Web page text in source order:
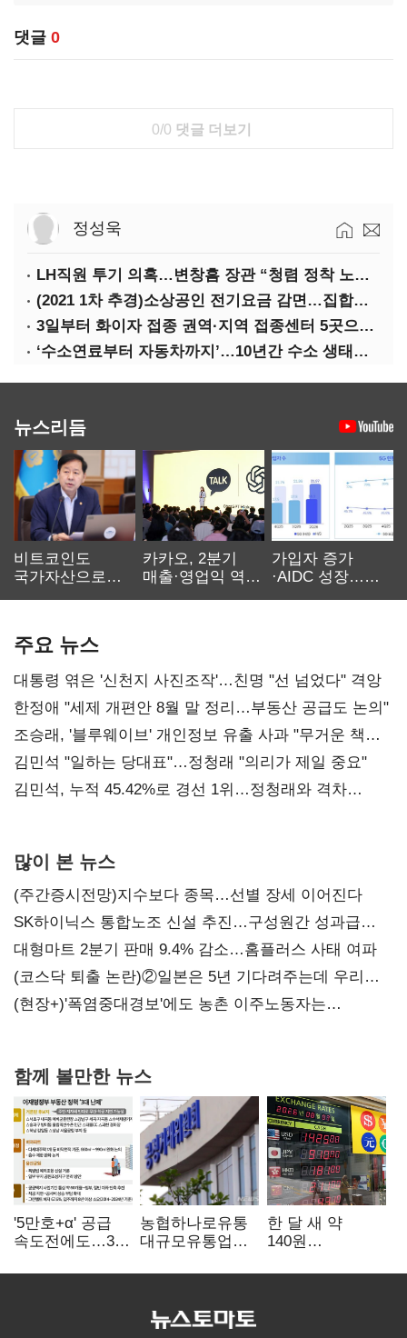
댓글 0
0/0 댓글 더보기
정성욱
LH직원 투기 의혹…변창흠 장관 “청렴 정착 노력해야”
(2021 1차 추경)소상공인 전기요금 감면…집합금지·제한 115만호 대상
3일부터 화이자 접종 권역·지역 접종센터 5곳으로 확대
‘수소연료부터 자동차까지’…10년간 수소 생태계 구축 42조 투자
뉴스리듬
비트코인도
국가자산으로…'
카카오, 2분기
매출·영업익 역대
가입자 증가
·AIDC 성장…
주요 뉴스
대통령 엮은 '신천지 사진조작'…친명 "선 넘었다" 격앙
한정애 "세제 개편안 8월 말 정리…부동산 공급도 논의"
조승래, '블루웨이브' 개인정보 유출 사과 "무거운 책임
통감"
김민석 "일하는 당대표"…정청래 "의리가 제일 중요"
김민석, 누적 45.42%로 경선 1위…정청래와 격차
많이 본 뉴스
(주간증시전망)지수보다 종목…선별 장세 이어진다
SK하이닉스 통합노조 신설 추진…구성원간 성과급
불만 확산
대형마트 2분기 판매 9.4% 감소…홈플러스 사태 여파
(코스닥 퇴출 논란)②일본은 5년 기다려주는데 우리는
당장 퇴출?…시간만으론 부족한 코스닥 구하기
(현장+)'폭염중대경보'에도 농촌 이주노동자는
함께 볼만한 뉴스
'5만호+α' 공급
속도전에도…3대
농협하나로유통
대규모유통업법
공정위, 과징금
부과
한 달 새 약
140원
엔저'에 원화